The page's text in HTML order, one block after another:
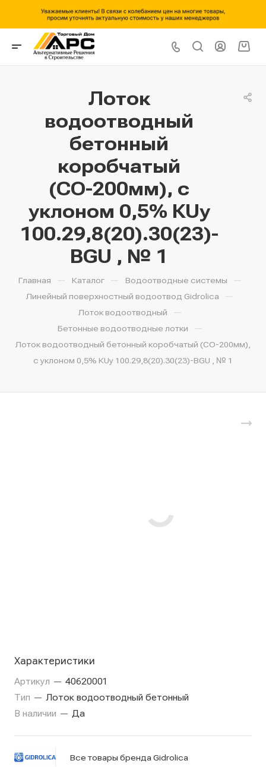
Лоток
водоотводный
бетонный
коробчатый
(СО-200мм), с
уклоном 0,5% КUу
100.29,8(20).30(23)-
BGU , № 1
Главная — Каталог — Водоотводные системы —
Линейный поверхностный водоотвод Gidrolica —
Лоток водоотводный —
Бетонные водоотводные лотки —
Лоток водоотводный бетонный коробчатый (СО-200мм),
с уклоном 0,5% КUу 100.29,8(20).30(23)-BGU , № 1
Характеристики
Артикул — 40620001
Тип — Лоток водоотводный бетонный
В наличии — Да
Все товары бренда Gidrolica